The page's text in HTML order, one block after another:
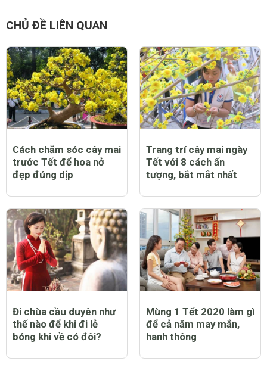
CHỦ ĐỀ LIÊN QUAN
Cách chăm sóc cây mai
trước Tết để hoa nở
đẹp đúng dịp
Trang trí cây mai ngày
Tết với 8 cách ấn
tượng, bắt mắt nhất
Đi chùa cầu duyên như
thế nào để khi đi lẻ
bóng khi về có đôi?
Mùng 1 Tết 2020 làm gì
để cả năm may mắn,
hanh thông